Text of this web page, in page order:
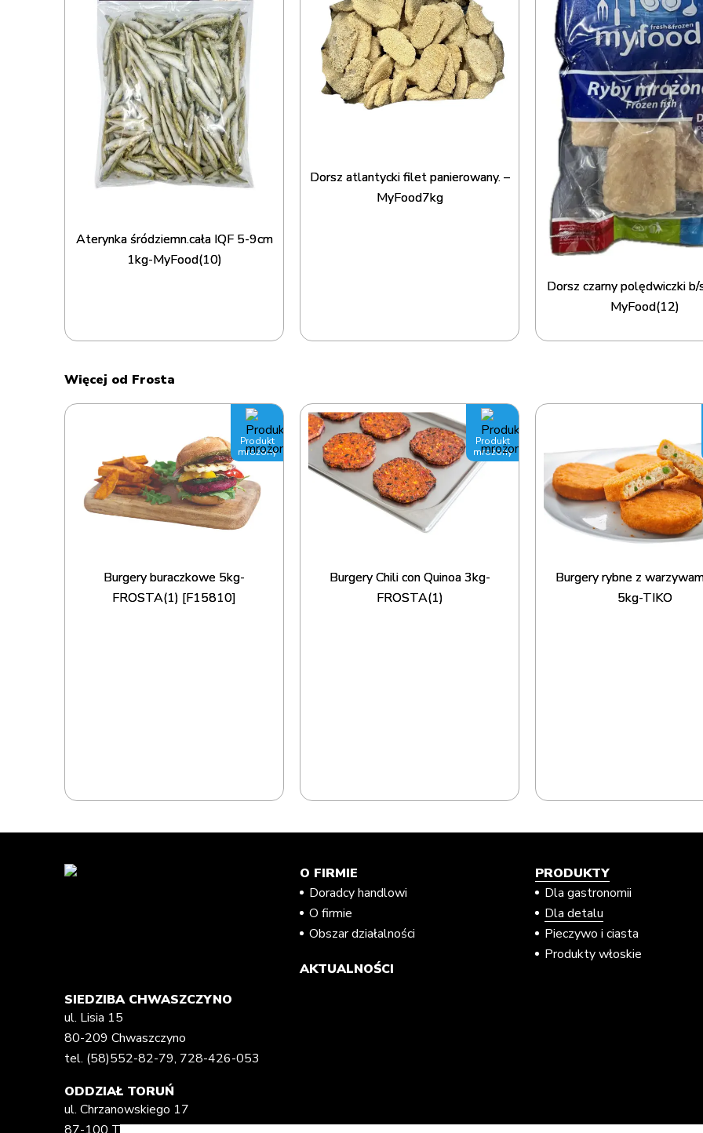
Aterynka śródziemn.cała IQF 5-9cm
1kg-MyFood(10)
Dorsz atlantycki filet panierowany. –
MyFood7kg
Dorsz czarny polędwiczki
MyFood(12)
Więcej od Frosta
Produkt
mrożony
Burgery buraczkowe 5kg-
FROSTA(1) [F15810]
Produkt
mrożony
Burgery Chili con Quinoa 3kg-
FROSTA(1)
Burgery rybne z
5kg-TIKO
SIEDZIBA CHWASZCZYNO
ul. Lisia 15
80-209 Chwaszczyno
tel. (58)552-82-79, 728-426-053
ODDZIAŁ TORUŃ
ul. Chrzanowskiego 17
O FIRMIE
Doradcy handlowi
O firmie
Obszar działalności
AKTUALNOŚCI
PRODUKTY
Dla gastronomii
Dla detalu
Pieczywo i ciasta
Produkty włoskie